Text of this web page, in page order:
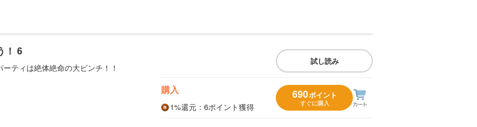
！ 6
ティは絶体絶命の大ピンチ！！
試し読み
購入
1%還元 ：6ポイント獲得
690ポイント
すぐに購入